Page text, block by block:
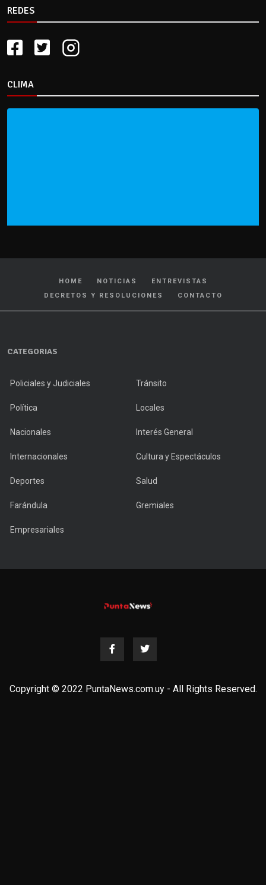
REDES
CLIMA
HOME NOTICIAS
ENTREVISTAS
DECRETOS Y RESOLUCIONES
CONTACTO
CATEGORIAS
Policiales y Judiciales Tránsito
Política Locales
Nacionales Interés General
Internacionales Cultura y Espectáculos
Deportes Salud
Farándula Gremiales
Empresariales
Copyright © 2022 PuntaNews.com.uy - All Rights Reserved.